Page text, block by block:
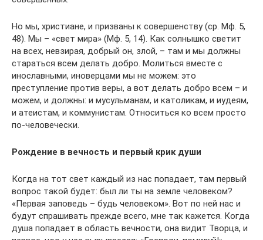
Но мы, христиане, и призваны к совершенству (ср. Мф. 5,
48). Мы – «свет мира» (Мф. 5, 14). Как солнышко светит
на всех, невзирая, добрый он, злой, – там и мы должны
стараться всем делать добро. Молиться вместе с
инославными, иноверцами мы не можем: это
преступление против веры, а вот делать добро всем – и
можем, и должны: и мусульманам, и католикам, и иудеям,
и атеистам, и коммунистам. Относиться ко всем просто
по-человечески.
Рождение в вечность и первый крик души
Когда на тот свет каждый из нас попадает, там первый
вопрос такой будет: был ли ты на земле человеком?
«Первая заповедь – будь человеком». Вот по ней нас и
будут спрашивать прежде всего, мне так кажется. Когда
душа попадает в область вечности, она видит Творца, и